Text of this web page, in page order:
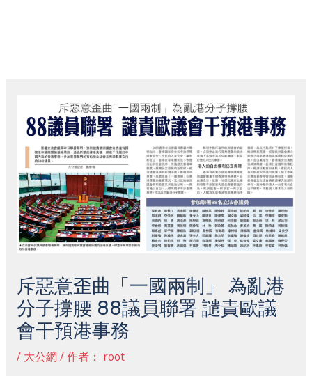
斥惡意歪曲「一國兩制」 為亂港
分子撐腰 88議員聯署 譴責歐議
會干預港事務
/ 大公網 / 作者： root